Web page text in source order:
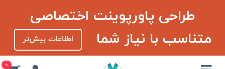
طراحی پاورپوینت اختصاصی
متناسب با نیاز شما
اطلاعات بیش‌تر
0